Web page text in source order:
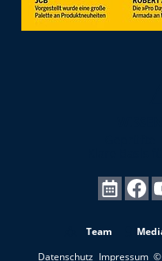
Team
Datenschutz Impressum ©